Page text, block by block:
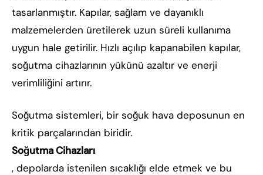
tasarlanmıştır. Kapılar, sağlam ve dayanıklı
malzemelerden üretilerek uzun süreli kullanıma
uygun hale getirilir. Hızlı açılıp kapanabilen kapılar,
soğutma cihazlarının yükünü azaltır ve enerji
verimliliğini artırır.
Soğutma sistemleri, bir soğuk hava deposunun en
kritik parçalarından biridir.
Soğutma Cihazları
, depolarda istenilen sıcaklığı elde etmek ve bu